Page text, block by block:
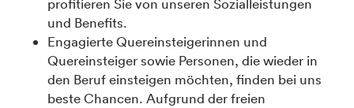
profitieren Sie von unseren Sozialleistungen
und Benefits.
Engagierte Quereinsteigerinnen und
Quereinsteiger sowie Personen, die wieder in
den Beruf einsteigen möchten, finden bei uns
beste Chancen. Aufgrund der freien